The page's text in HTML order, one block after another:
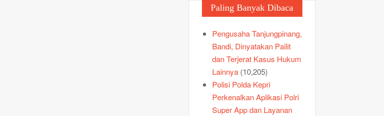
Paling Banyak Dibaca
Pengusaha Tanjungpinang,
Bandi, Dinyatakan Pailit
dan Terjerat Kasus Hukum
Lainnya (10,205)
Polisi Polda Kepri
Perkenalkan Aplikasi Polri
Super App dan Layanan